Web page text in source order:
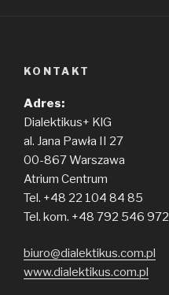
KONTAKT
Adres:
Dialektikus+ KlG
al. Jana Pawła II 27
00-867 Warszawa
Atrium Centrum
Tel. +48 22 104 84 85
Tel. kom. +48 792 546 972
biuro@dialektikus.com.pl
www.dialektikus.com.pl